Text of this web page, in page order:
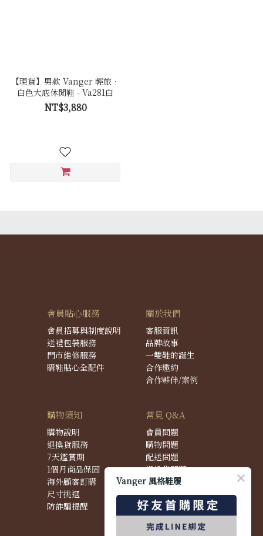
【現貨】男款 Vanger 輕旅．
白色大底休閒鞋 - Va281白
NT$3,880
會員貼心服務
會員招募與制度說明
送禮包裝服務
門市維修服務
購鞋貼心全配件
關於我們
客服資訊
品牌故事
一雙鞋的誕生
合作邀約
合作夥伴/案例
購物須知
購物說明
退換貨服務
7天鑑賞期
1個月商品保固
海外顧客訂購
尺寸挑選
防詐騙提醒
常見 Q&A
會員問題
購物問題
配送問題
退換貨問題
商品問題
Vanger 風格鞋履